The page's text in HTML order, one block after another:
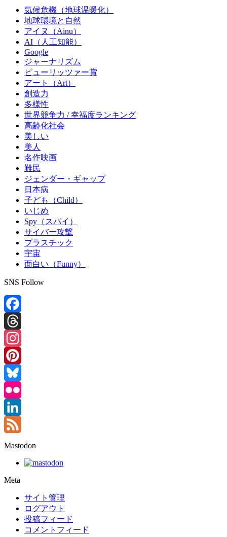
気候危機（地球温暖化）
地球環境と自然
アイヌ（Ainu）
AI（人工知能）
Google
ジャーナリズム
ピューリッツァー賞
アート（Art）
創造力
多様性
世界競争力 / 幸福度ランキング
高齢化社会
美しい
美人
名作映画
難民
ジェンダー・ギャップ
日本病
子ども（Child）
いじめ
Spy（スパイ）
サイバー攻撃
プラスチック
宇宙
面白い（Funny）
SNS Follow
Facebook
Threads
Instagram
Pinterest
Bluesky
Flickr
LinkedIn
Feed
Mastodon
Meta
サイト管理
ログアウト
投稿フィード
コメントフィード